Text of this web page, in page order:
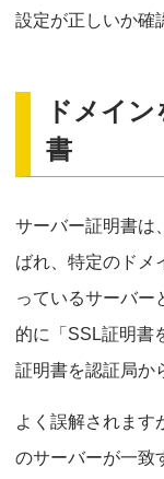
設定が正しいか確
ドメイ
書
サーバー証明書は
ばれ、特定のドメ
っているサーバー
的に「SSL証明書
証明書を認証局か
よく誤解されます
のサーバーが一致